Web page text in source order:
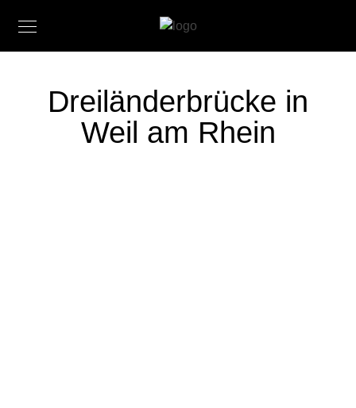
Dreiländerbrücke in
Weil am Rhein